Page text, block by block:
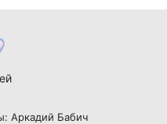
Аркадий Бабич